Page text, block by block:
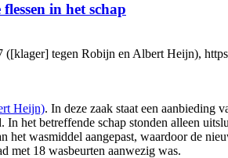
in het schap
tegen Robijn en Albert Heijn),
Heijn). In deze zaak staat een
In het betreffende schap stonden alleen
wasmiddel aangepast, waardoor de
met 18 wasbeurten aanwezig was.